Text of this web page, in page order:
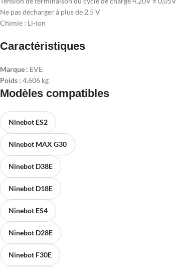
Ne pas décharger à plus de 2,5 V
Chimie : Li-ion
Caractéristiques
Marque : EVE
Poids : 4.606 kg
Modèles compatibles
Ninebot ES2
Ninebot MAX G30
Ninebot D38E
Ninebot D18E
Ninebot ES4
Ninebot D28E
Ninebot F30E